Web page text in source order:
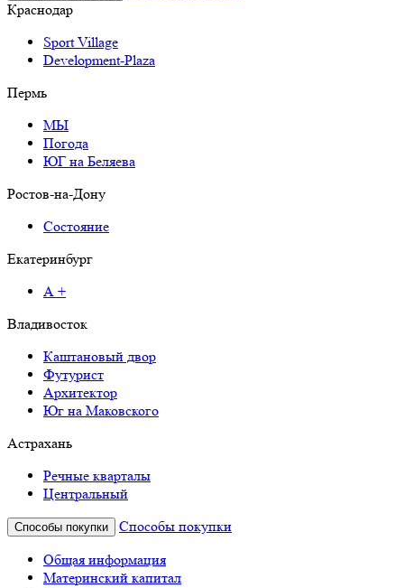
Краснодар
Sport Village
Development-Plaza
Пермь
МЫ
Погода
ЮГ на Беляева
Ростов-на-Дону
Состояние
Екатеринбург
А +
Владивосток
Каштановый двор
Футурист
Архитектор
Юг на Маковского
Астрахань
Речные кварталы
Центральный
Способы покупки
Способы покупки
Общая информация
Материнский капитал